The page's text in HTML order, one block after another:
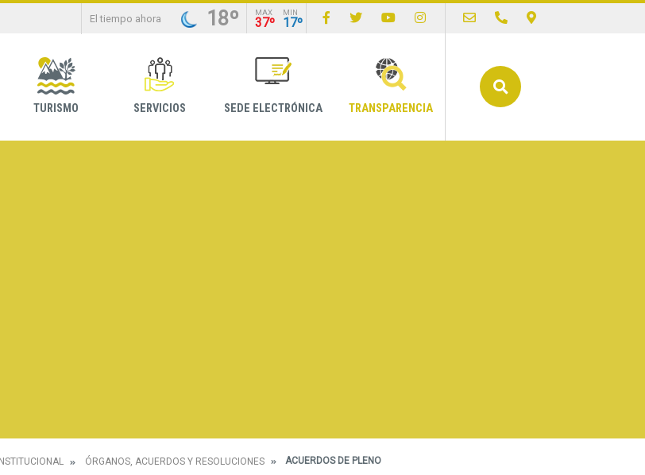
El tiempo ahora 18º MAX
37º
MIN
17º
TURISMO SERVICIOS SEDE ELECTRÓNICA TRANSPARENCIA
ÓRGANOS, ACUERDOS Y RESOLUCIONES ACUERDOS DE PLENO